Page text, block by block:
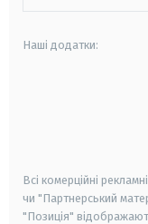
Наші додатки:
Всі комерційні
чи "Партнерський
"Позиція"